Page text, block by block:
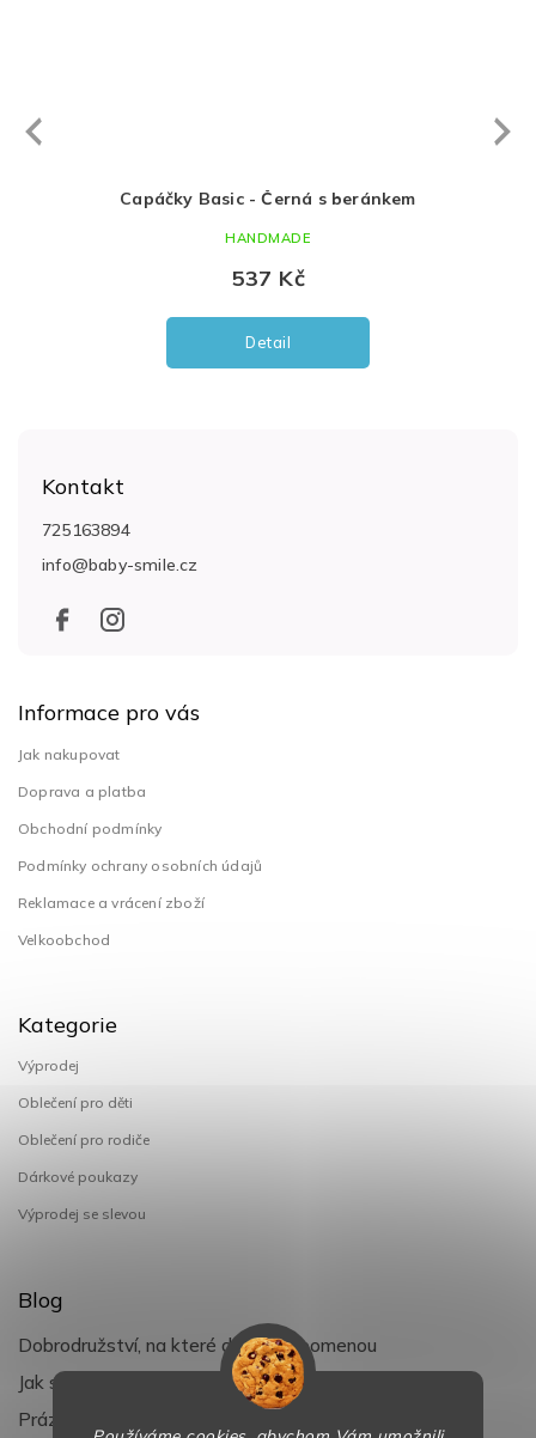
Capáčky Basic - Černá s beránkem
537 Kč
Detail
HANDMADE
Next
Kontakt
info@baby-smile.cz
725163894
Informace pro vás
Jak nakupovat
Doprava a platba
Obchodní podmínky
Podmínky ochrany osobních údajů
Reklamace a vrácení zboží
Velkoobchod
Kategorie
Výprodej
Oblečení pro děti
Oblečení pro rodiče
Dárkové poukazy
Výprodej se slevou
Blog
Dobrodružství, na které děti nezapomenou
Jak si užít léto s dětmi naplno
Prázdniny klepou na dveře